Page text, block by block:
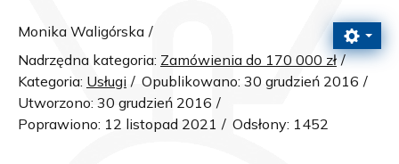
Monika Waligórska
Nadrzędna kategoria: Zamówienia do 170 000 zł
Kategoria: Usługi
Opublikowano: 30 grudzień 2016
Utworzono: 30 grudzień 2016
Poprawiono: 12 listopad 2021
Odsłony: 1452